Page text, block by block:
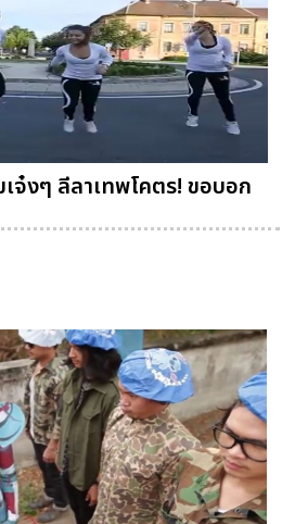
จ๋งๆ ลีลาเทพโคตร! ขอบอก